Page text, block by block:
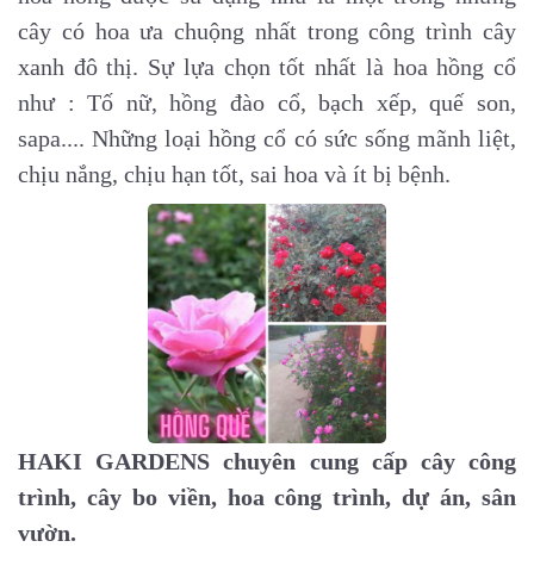
cây có hoa ưa chuộng nhất trong công trình cây
xanh đô thị. Sự lựa chọn tốt nhất là hoa hồng cổ
như : Tố nữ, hồng đào cổ, bạch xếp, quế son,
sapa.... Những loại hồng cổ có sức sống mãnh liệt,
chịu nắng, chịu hạn tốt, sai hoa và ít bị bệnh.
HAKI GARDENS chuyên cung cấp cây công
trình, cây bo viền, hoa công trình, dự án, sân
vườn.